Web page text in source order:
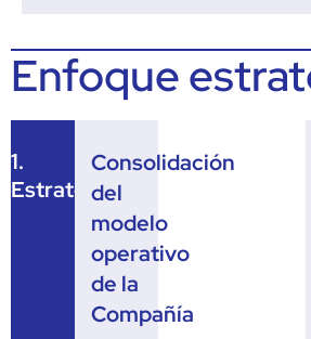
Enfoque
1.
Estrategia
Consolidación
del
modelo
operativo
de la
Compañía